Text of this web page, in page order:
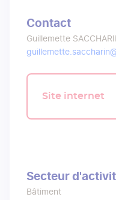
Contact
Guillemette
Site internet
Secteur
Bâtiment